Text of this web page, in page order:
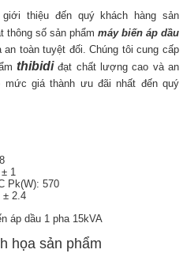
giới thiệu đến quý khách hàng sản
thông số sản phẩm máy biến áp dầu
toàn tuyệt đối. Chúng tôi cung cấp
thibidiđạt chất lượng cao và an
giá thành ưu đãi nhất đến quý
1
Pk(W): 570
± 2.4
họa sản phẩm